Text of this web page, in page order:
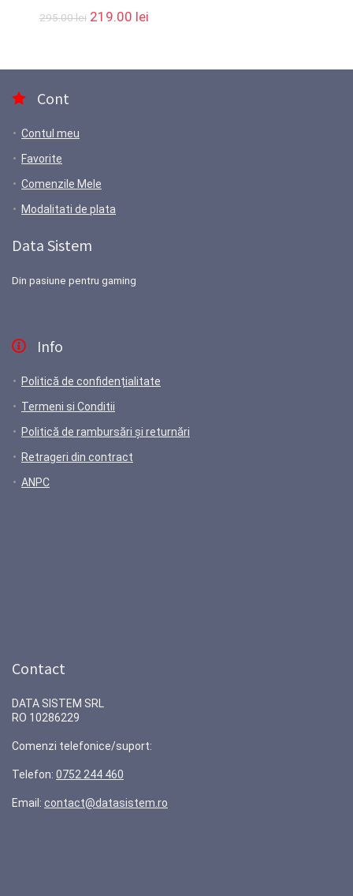
295.00lei Prețul
219.00 leiPrețul
Cont
Contul meu
Favorite
Comenzile Mele
Modalitati de plata
Data Sistem
Din pasiune pentru gaming
Info
Politică de confidențialitate
Termeni si Conditii
Politică de rambursări și returnări
Retrageri din contract
ANPC
Contact
DATA SISTEM SRL
RO 10286229
Comenzi telefonice/suport:
Telefon: 0752 244 460
Email: contact@datasistem.ro